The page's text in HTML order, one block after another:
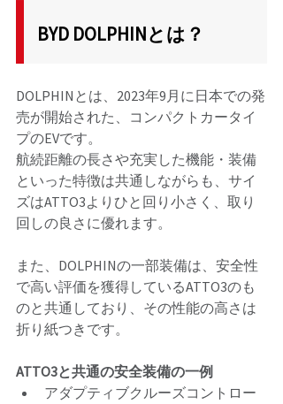
BYD DOLPHINとは？
DOLPHINとは、2023年9月に日本での発
売が開始された、コンパクトカータイ
プのEVです。
航続距離の長さや充実した機能・装備
といった特徴は共通しながらも、サイ
ズはATTO3よりひと回り小さく、取り
回しの良さに優れます。
また、DOLPHINの一部装備は、安全性
で高い評価を獲得しているATTO3のも
のと共通しており、その性能の高さは
折り紙つきです。
ATTO3と共通の安全装備の一例
アダプティブクルーズコントロー